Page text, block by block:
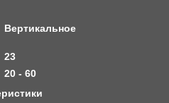
Вертикальное
23
20 - 60